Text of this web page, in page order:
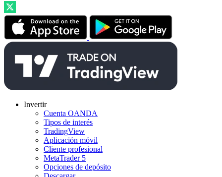
Invertir
Cuenta OANDA
Tipos de interés
TradingView
Aplicación móvil
Cliente profesional
MetaTrader 5
Opciones de depósito